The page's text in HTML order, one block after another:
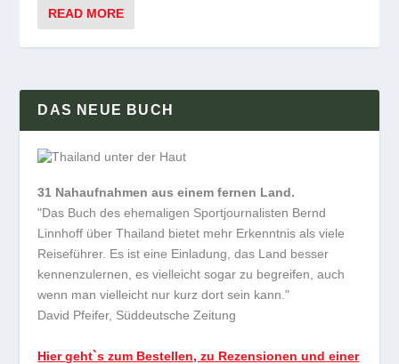
READ MORE
DAS NEUE BUCH
31 Nahaufnahmen aus einem fernen Land.
"Das Buch des ehemaligen Sportjournalisten Bernd
Linnhoff über Thailand bietet mehr Erkenntnis als viele
Reiseführer. Es ist eine Einladung, das Land besser
kennenzulernen, es vielleicht sogar zu begreifen, auch
wenn man vielleicht nur kurz dort sein kann."
David Pfeifer, Süddeutsche Zeitung
Hier geht`s zum Bestellen, zu Rezensionen und einer